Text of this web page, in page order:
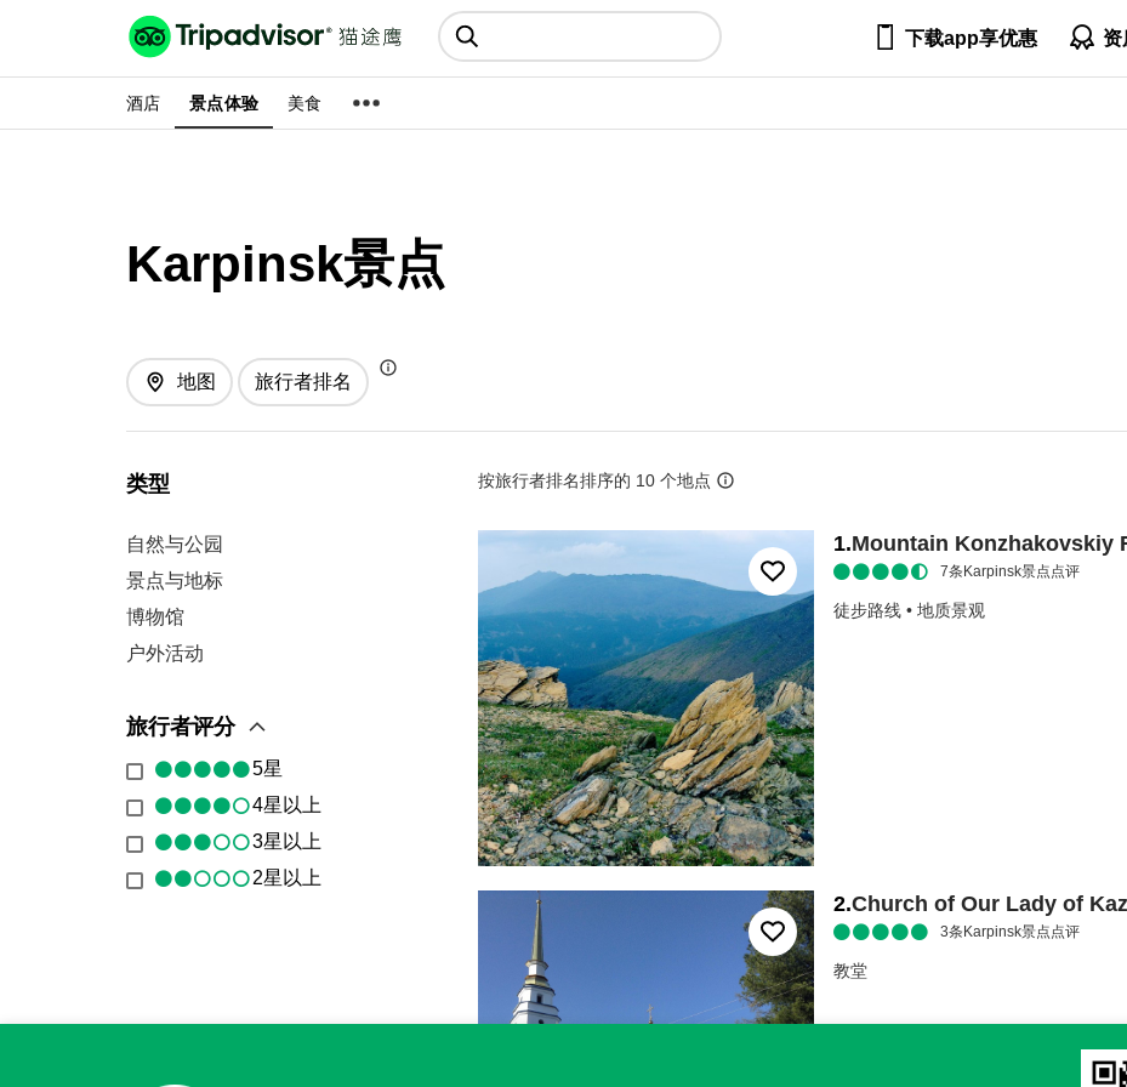
猫途鹰:景点、酒店、美食十亿条
点评
 下载app享优惠  资
酒店 景点体验 美食
Karpinsk景点
地图 旅行者排名
类型
自然与公园
景点与地标
博物馆
户外活动
旅行者评分
5星
4星以上
3星以上
2星以上
按旅行者排名排序的 10 个地点
1.Mountain Konzhakovskiy
7条Karpinsk景点点评
徒步路线• 地质景观
2.Church of Our Lady of
3条Karpinsk景点点评
教堂